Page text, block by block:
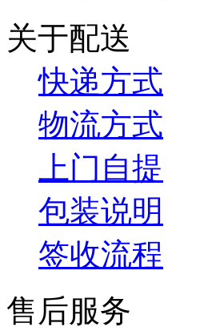
关于配送
快递方式
物流方式
上门自提
包装说明
签收流程
售后服务